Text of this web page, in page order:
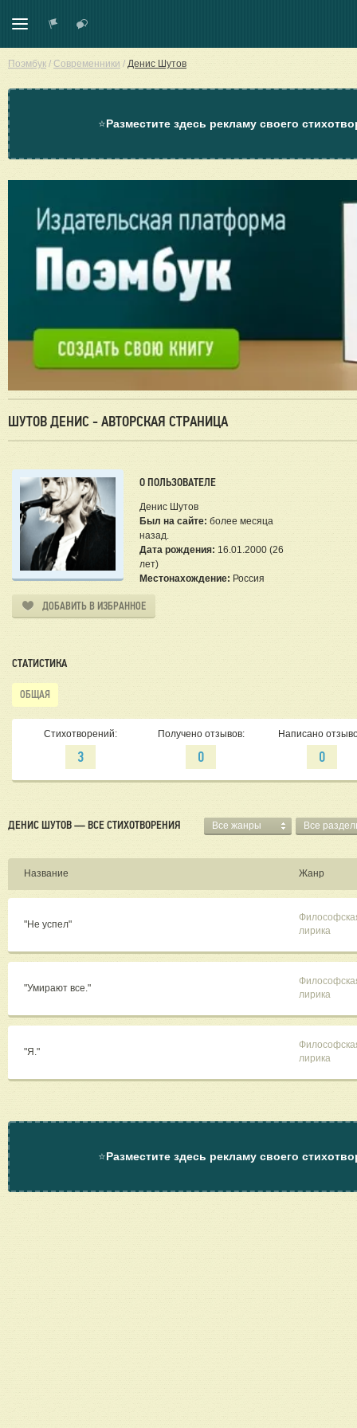
Поэмбук / Современники / Денис Шутов
⭐Разместите здесь рекламу своего
ШУТОВ ДЕНИС - АВТОРСКАЯ СТРАНИЦА
О ПОЛЬЗОВАТЕЛЕ
Денис Шутов
Был на сайте: более месяца
назад.
Дата рождения: 16.01.2000 (26
лет)
Местонахождение: Россия
ДОБАВИТЬ В ИЗБРАННОЕ
СТАТИСТИКА
ОБЩАЯ
Стихотворений:
3
Получено отзывов:
0
Написано
0
ДЕНИС ШУТОВ — ВСЕ СТИХОТВОРЕНИЯ Все жанры Все
Название Жанр
"Не успел"
лирика
"Умирают все."
лирика
"Я."
лирика
⭐Разместите здесь рекламу своего